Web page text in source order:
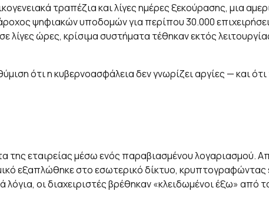
τραπέζια και λίγες ημέρες ξεκούρασης, μια
ψηφιακών υποδομών για περίπου 30.000
λίγες ώρες, κρίσιμα συστήματα τέθηκαν εκτός
ότι η κυβερνοασφάλεια δεν γνωρίζει αργίες — και
εταιρείας μέσω ενός παραβιασμένου λογαριασμού.
εξαπλώθηκε στο εσωτερικό δίκτυο,
οι διαχειριστές βρέθηκαν «κλειδωμένοι έξω» από